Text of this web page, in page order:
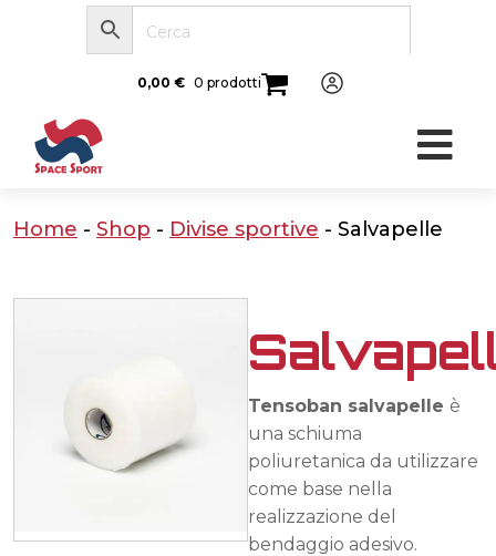
0,00 € 0 prodotti
Home - Shop - Divise sportive - Salvapelle
Tensoban salvapelle è
una schiuma
poliuretanica da utilizzare
come base nella
realizzazione del
bendaggio adesivo.